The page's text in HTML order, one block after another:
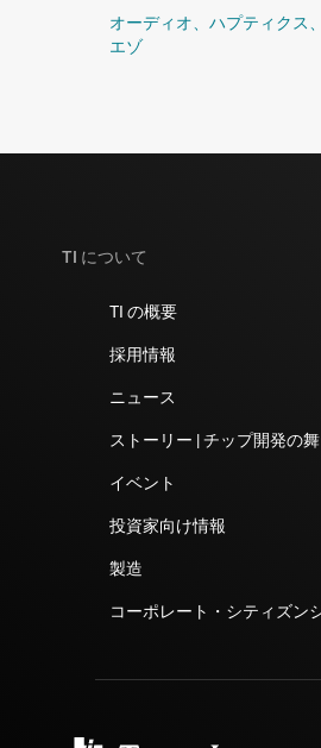
オーディオ、ハプティクス
エゾ
TI について
TI の概要
採用情報
ニュース
ストーリー | チップ開発の
イベント
投資家向け情報
製造
コーポレート・シティズン